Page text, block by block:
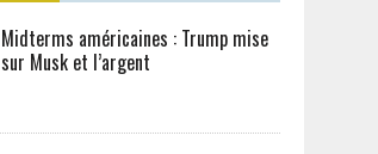
Midterms américaines : Trump mise
sur Musk et l’argent